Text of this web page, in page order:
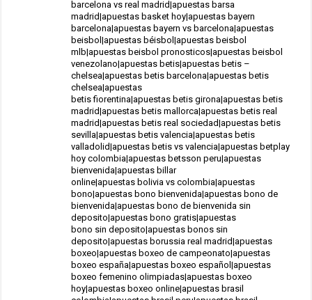
barcelona vs real madrid|apuestas barsa
madrid|apuestas basket hoy|apuestas bayern
barcelona|apuestas bayern vs barcelona|apuestas
beisbol|apuestas béisbol|apuestas beisbol
mlb|apuestas beisbol pronosticos|apuestas beisbol
venezolano|apuestas betis|apuestas betis –
chelsea|apuestas betis barcelona|apuestas betis
chelsea|apuestas
betis fiorentina|apuestas betis girona|apuestas betis
madrid|apuestas betis mallorca|apuestas betis real
madrid|apuestas betis real sociedad|apuestas betis
sevilla|apuestas betis valencia|apuestas betis
valladolid|apuestas betis vs valencia|apuestas betplay
hoy colombia|apuestas betsson peru|apuestas
bienvenida|apuestas billar
online|apuestas bolivia vs colombia|apuestas
bono|apuestas bono bienvenida|apuestas bono de
bienvenida|apuestas bono de bienvenida sin
deposito|apuestas bono gratis|apuestas
bono sin deposito|apuestas bonos sin
deposito|apuestas borussia real madrid|apuestas
boxeo|apuestas boxeo de campeonato|apuestas
boxeo españa|apuestas boxeo español|apuestas
boxeo femenino olimpiadas|apuestas boxeo
hoy|apuestas boxeo online|apuestas brasil